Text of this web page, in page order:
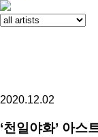
2020.12.02
‘천일야화’ 아